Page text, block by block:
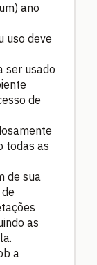
ano
uso deve
ser usado
de
todas as
de sua
as
a